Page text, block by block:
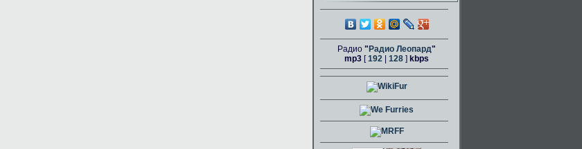
Радио " Радио Леопард"
mp3 [192 128 ] kbps